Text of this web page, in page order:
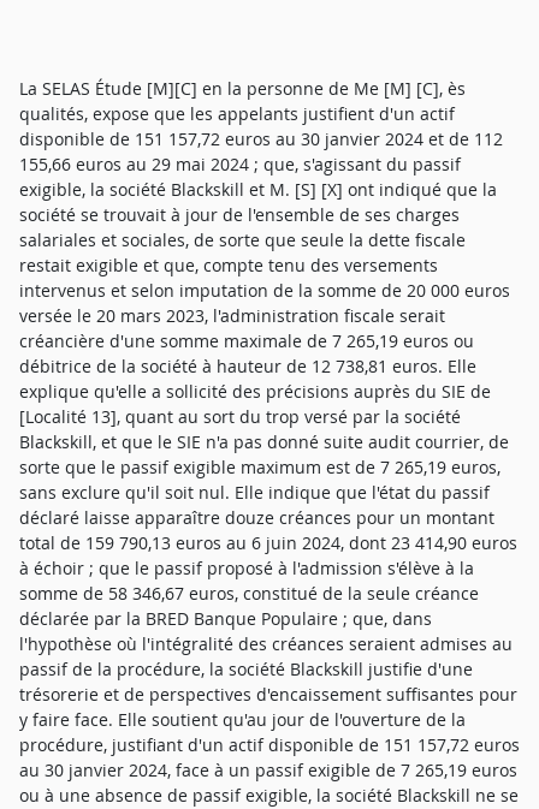
La SELAS Étude [M][C] en la personne de Me [M] [C], ès
qualités, expose que les appelants justifient d'un actif
disponible de 151 157,72 euros au 30 janvier 2024 et de 112
155,66 euros au 29 mai 2024 ; que, s'agissant du passif
exigible, la société Blackskill et M. [S] [X] ont indiqué que la
société se trouvait à jour de l'ensemble de ses charges
salariales et sociales, de sorte que seule la dette fiscale
restait exigible et que, compte tenu des versements
intervenus et selon imputation de la somme de 20 000 euros
versée le 20 mars 2023, l'administration fiscale serait
créancière d'une somme maximale de 7 265,19 euros ou
débitrice de la société à hauteur de 12 738,81 euros. Elle
explique qu'elle a sollicité des précisions auprès du SIE de
[Localité 13], quant au sort du trop versé par la société
Blackskill, et que le SIE n'a pas donné suite audit courrier, de
sorte que le passif exigible maximum est de 7 265,19 euros,
sans exclure qu'il soit nul. Elle indique que l'état du passif
déclaré laisse apparaître douze créances pour un montant
total de 159 790,13 euros au 6 juin 2024, dont 23 414,90 euros
à échoir ; que le passif proposé à l'admission s'élève à la
somme de 58 346,67 euros, constitué de la seule créance
déclarée par la BRED Banque Populaire ; que, dans
l'hypothèse où l'intégralité des créances seraient admises au
passif de la procédure, la société Blackskill justifie d'une
trésorerie et de perspectives d'encaissement suffisantes pour
y faire face. Elle soutient qu'au jour de l'ouverture de la
procédure, justifiant d'un actif disponible de 151 157,72 euros
au 30 janvier 2024, face à un passif exigible de 7 265,19 euros
ou à une absence de passif exigible, la société Blackskill ne se